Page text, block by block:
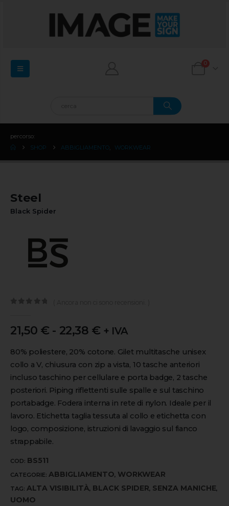
0
percorso:
SHOP
ABBIGLIAMENTO WORKWEAR
Steel
Black Spider
21,50 € - 22,38 € + IVA
80% poliestere, 20% cotone. Gilet multitasche unisex
collo a V, chiusura con zip a vista, 10 tasche anteriori
incluso taschino per cellulare e porta badge, 2 tasche
posteriori. Piping riflettenti sulle spalle e sul taschino
portabadge. Fodera interna in rete di nylon. Ideale per il
lavoro. Etichetta taglia tessuta al collo e etichetta con
logo, composizione, istruzioni di lavaggio sul fianco
strappabile.
COD: BS511
CATEGORIE: ABBIGLIAMENTO, WORKWEAR
TAG: ALTA VISIBILITÀ, BLACK SPIDER, SENZA MANICHE,
UOMO